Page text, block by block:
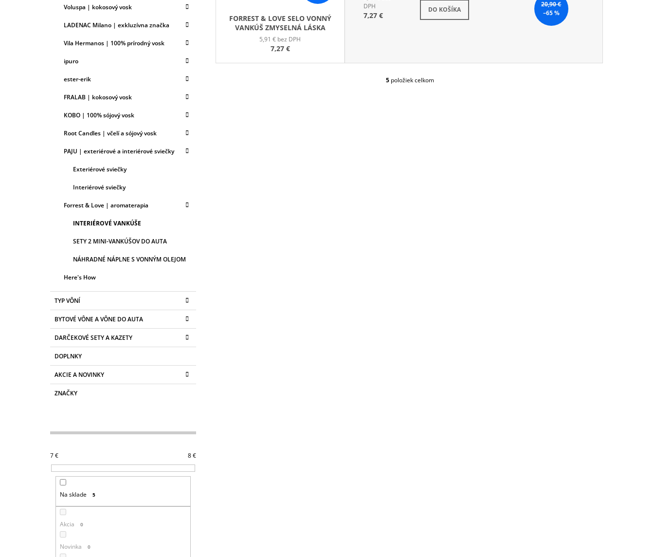
Voluspa | kokosový vosk
LADENAC Milano | exkluzívna značka
Vila Hermanos | 100% prírodný vosk
ipuro
ester-erik
FRALAB | kokosový vosk
KOBO | 100% sójový vosk
Root Candles | včelí a sójový vosk
PAJU | exteriérové a interiérové sviečky
Exteriérové sviečky
Interiérové sviečky
Forrest & Love | aromaterapia
INTERIÉROVÉ VANKÚŠE
SETY 2 MINI-VANKÚŠOV DO AUTA
NÁHRADNÉ NÁPLNE S VONNÝM OLEJOM
Here's How
TYP VÔNÍ
BYTOVÉ VÔNE A VÔNE DO AUTA
DARČEKOVÉ SETY A KAZETY
DOPLNKY
AKCIE A NOVINKY
ZNAČKY
7€ 8€
Na sklade 5
Akcia 0
Novinka 0
FORREST & LOVE SELO VONNÝ
VANKÚŠ ZMYSELNÁ LÁSKA
5,91 € bez DPH
7,27 €
20,90 €
–65 %
DPH
7,27 €
DO KOŠÍKA
Skladom
O
5položiek celkom